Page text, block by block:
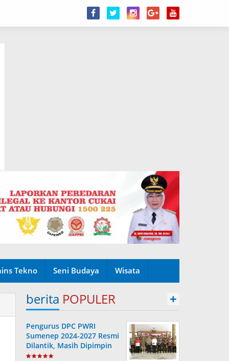
Tekno Seni Budaya Wisata
berita POPULER +
Pengurus DPC PWRI
Sumenep 2024-2027 Resmi
Dilantik, Masih Dipimpin
Rusydiyono